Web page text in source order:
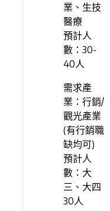
業、生技
醫療
預計人
數：30-
40人
需求產
業：行銷/
觀光產業
(有行銷職
缺均可)
預計人
數：大
三、大四
30人